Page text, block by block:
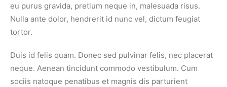
eu purus gravida, pretium neque in, malesuada risus.
Nulla ante dolor, hendrerit id nunc vel, dictum feugiat
tortor.
Duis id felis quam. Donec sed pulvinar felis, nec placerat
neque. Aenean tincidunt commodo vestibulum. Cum
sociis natoque penatibus et magnis dis parturient